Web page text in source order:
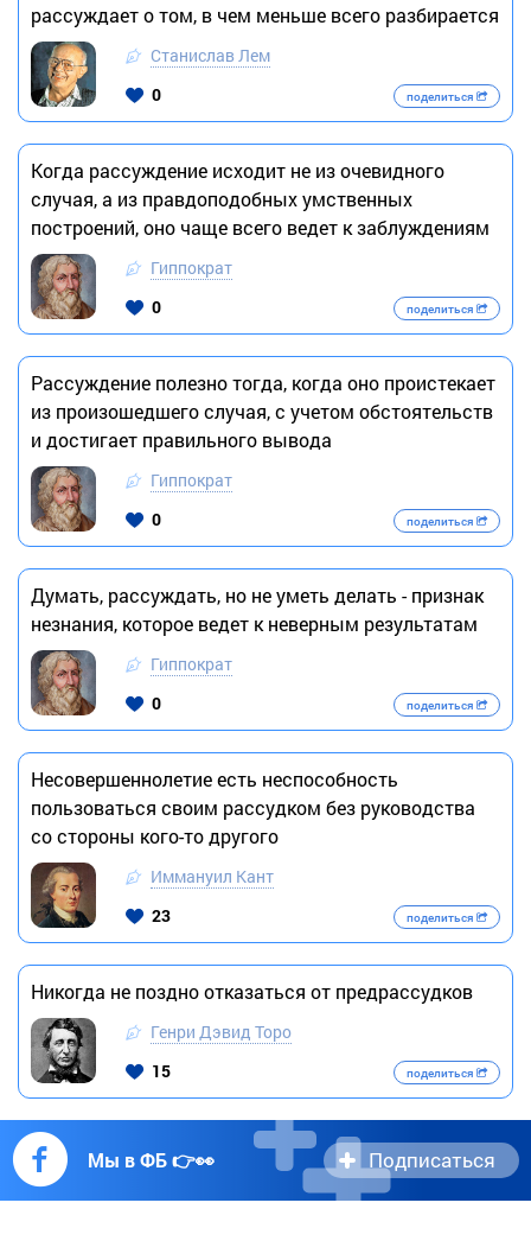
рассуждает о том, в чем меньше всего разбирается
Станислав Лем
0
поделиться
Когда рассуждение исходит не из очевидного
случая, а из правдоподобных умственных
построений, оно чаще всего ведет к заблуждениям
Гиппократ
0
поделиться
Рассуждение полезно тогда, когда оно проистекает
из произошедшего случая, с учетом обстоятельств
и достигает правильного вывода
Гиппократ
0
поделиться
Думать, рассуждать, но не уметь делать - признак
незнания, которое ведет к неверным результатам
Гиппократ
0
поделиться
Несовершеннолетие есть неспособность
пользоваться своим рассудком без руководства
со стороны кого-то другого
Иммануил Кант
23
поделиться
Никогда не поздно отказаться от предрассудков
Генри Дэвид Торо
15
поделиться
Мы в ФБ 👉👀 Подписаться